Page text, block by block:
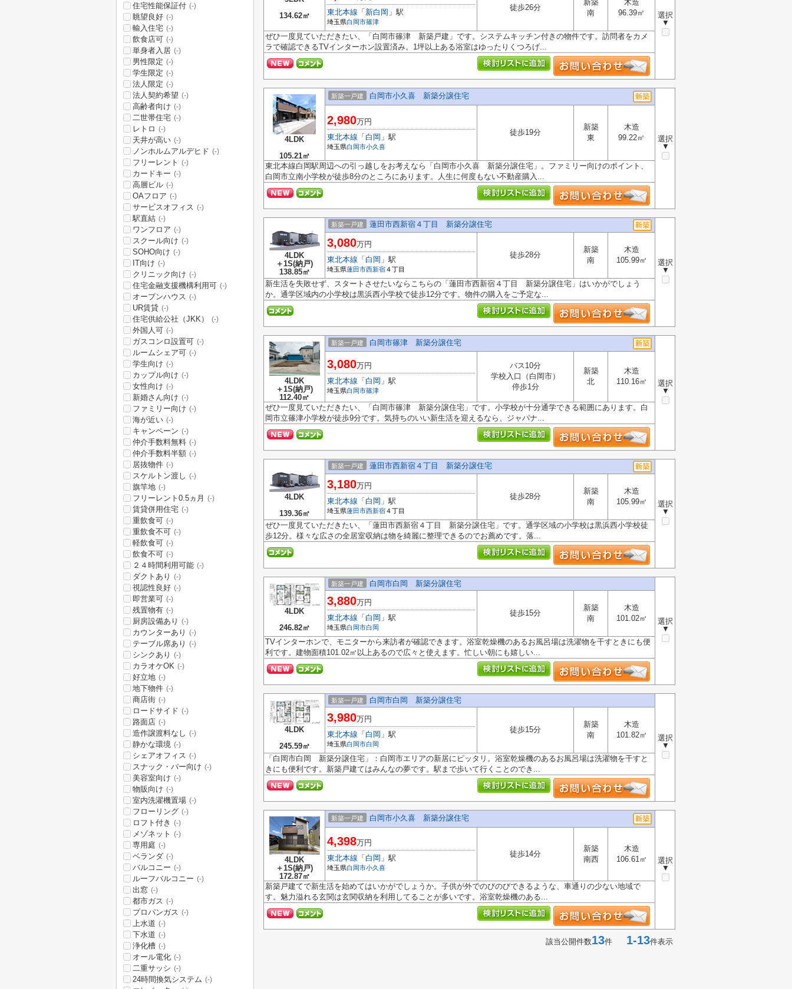
134.62㎡
選択
▼
東北本線 「 新白岡 」駅
埼玉県白岡市篠津
徒歩26分
新築
南
木造
96.39㎡
ぜひ一度見ていただきたい、「白岡市篠津 新築戸建」です。システムキッチン付きの物件です。訪問者をカメ
ラで確認できるTVインターホン設置済み。1坪以上ある浴室はゆったりくつろげ...
4LDK
105.21㎡
新築一戸建 白岡市小久喜 新築分譲住宅
選択
▼
2,980万円
東北本線 「 白岡 」駅
埼玉県白岡市小久喜
徒歩19分
新築
東
木造
99.22㎡
東北本線白岡駅周辺への引っ越しをお考えなら「白岡市小久喜 新築分譲住宅」。ファミリー向けのポイント、
白岡市立南小学校が徒歩8分のところにあります。人生に何度もない不動産購入...
4LDK
＋1S(納戸)
138.85㎡
新築一戸建 蓮田市西新宿４丁目 新築分譲住宅
選択
▼
3,080万円
東北本線 「 白岡 」駅
埼玉県蓮田市西新宿４丁目
徒歩28分
新築
南
木造
105.99㎡
新生活を失敗せず、スタートさせたいならこちらの「蓮田市西新宿４丁目 新築分譲住宅」はいかがでしょう
か。通学区域内の小学校は黒浜西小学校で徒歩12分です。物件の購入をご予定な...
4LDK
＋1S(納戸)
112.40㎡
新築一戸建 白岡市篠津 新築分譲住宅
選択
▼
3,080万円
東北本線 「 白岡 」駅
埼玉県白岡市篠津
バス10分
学校入口（白岡市）
停歩1分
新築
北
木造
110.16㎡
ぜひ一度見ていただきたい、「白岡市篠津 新築分譲住宅」です。小学校が十分通学できる範囲にあります。白
岡市立篠津小学校が徒歩9分です。気持ちのいい新生活を迎えるなら、ジャパナ...
4LDK
139.36㎡
新築一戸建 蓮田市西新宿４丁目 新築分譲住宅
選択
▼
3,180万円
東北本線 「 白岡 」駅
埼玉県蓮田市西新宿４丁目
徒歩28分
新築
南
木造
105.99㎡
ぜひ一度見ていただきたい、「蓮田市西新宿４丁目 新築分譲住宅」です。通学区域の小学校は黒浜西小学校徒
歩12分。様々な広さの全居室収納は物を綺麗に整理できるのでお薦めです。落...
4LDK
246.82㎡
新築一戸建 白岡市白岡 新築分譲住宅
選択
▼
3,880万円
東北本線 「 白岡 」駅
埼玉県白岡市白岡
徒歩15分
新築
南
木造
101.02㎡
TVインターホンで、モニターから来訪者が確認できます。浴室乾燥機のあるお風呂場は洗濯物を干すときにも便
利です。建物面積101.02㎡以上あるので広々と使えます。忙しい朝にも嬉しい...
4LDK
245.59㎡
新築一戸建 白岡市白岡 新築分譲住宅
選択
▼
3,980万円
東北本線 「 白岡 」駅
埼玉県白岡市白岡
徒歩15分
新築
南
木造
101.82㎡
「白岡市白岡 新築分譲住宅」：白岡市エリアの新居にピッタリ。浴室乾燥機のあるお風呂場は洗濯物を干すと
きにも便利です。新築戸建てはみんなの夢です。駅まで歩いて行くことのでき...
4LDK
＋1S(納戸)
172.87㎡
新築一戸建 白岡市小久喜 新築分譲住宅
選択
▼
4,398万円
東北本線 「 白岡 」駅
埼玉県白岡市小久喜
徒歩14分
新築
南西
木造
106.61㎡
新築戸建てで新生活を始めてはいかがでしょうか。子供が外でのびのびできるような、車通りの少ない地域で
す。魅力溢れる玄関は玄関収納を利用してることが多いです。浴室乾燥機のある...
該当公開件数13件 1-13件表示
住宅性能保証付 (-)
眺望良好 (-)
輸入住宅 (-)
飲食店可 (-)
単身者入居 (-)
男性限定 (-)
学生限定 (-)
法人限定 (-)
法人契約希望 (-)
高齢者向け (-)
二世帯住宅 (-)
レトロ (-)
天井が高い (-)
ノンホルムアルデヒド (-)
フリーレント (-)
カードキー (-)
高層ビル (-)
OAフロア (-)
サービスオフィス (-)
駅直結 (-)
ワンフロア (-)
スクール向け (-)
SOHO向け (-)
IT向け (-)
クリニック向け (-)
住宅金融支援機構利用可 (-)
オープンハウス (-)
UR賃貸 (-)
住宅供給公社（JKK） (-)
外国人可 (-)
ガスコンロ設置可 (-)
ルームシェア可 (-)
学生向け (-)
カップル向け (-)
女性向け (-)
新婚さん向け (-)
ファミリー向け (-)
海が近い (-)
キャンペーン (-)
仲介手数料無料 (-)
仲介手数料半額 (-)
居抜物件 (-)
スケルトン渡し (-)
旗竿地 (-)
フリーレント0.5ヵ月 (-)
賃貸併用住宅 (-)
重飲食可 (-)
重飲食不可 (-)
軽飲食可 (-)
飲食不可 (-)
２４時間利用可能 (-)
ダクトあり (-)
視認性良好 (-)
即営業可 (-)
残置物有 (-)
厨房設備あり (-)
カウンターあり (-)
テーブル席あり (-)
シンクあり (-)
カラオケOK (-)
好立地 (-)
地下物件 (-)
商店街 (-)
ロードサイド (-)
路面店 (-)
造作譲渡料なし (-)
静かな環境 (-)
シェアオフィス (-)
スナック・バー向け (-)
美容室向け (-)
物販向け (-)
室内洗濯機置場 (-)
フローリング (-)
ロフト付き (-)
メゾネット (-)
専用庭 (-)
ベランダ (-)
バルコニー (-)
ルーフバルコニー (-)
出窓 (-)
都市ガス (-)
プロパンガス (-)
上水道 (-)
下水道 (-)
浄化槽 (-)
オール電化 (-)
二重サッシ (-)
24時間換気システム (-)